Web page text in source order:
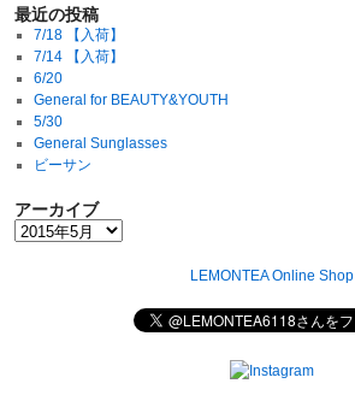
最近の投稿
7/18 【入荷】
7/14 【入荷】
6/20
General for BEAUTY&YOUTH
5/30
General Sunglasses
ビーサン
アーカイブ
LEMONTEA Online Shop